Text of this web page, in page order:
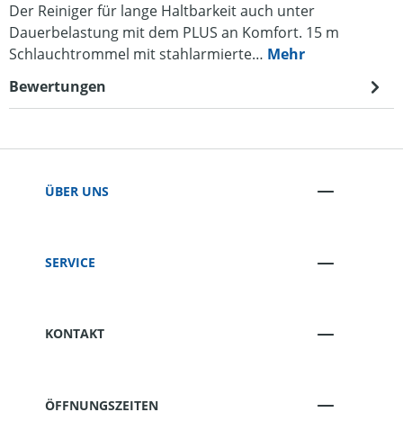
Der Reiniger für lange Haltbarkeit auch unter
Dauerbelastung mit dem PLUS an Komfort. 15 m
Schlauchtrommel mit stahlarmierte… Mehr
Bewertungen
ÜBER UNS
SERVICE
KONTAKT
ÖFFNUNGSZEITEN